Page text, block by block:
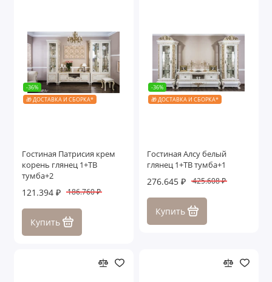
-36%
🎁 ДОСТАВКА И СБОРКА*
Гостиная Патрисия крем
корень глянец 1+ТВ
тумба+2
121.394 ₽ 186.760 ₽
Купить
-36%
🎁 ДОСТАВКА И СБОРКА*
Гостиная Алсу белый
глянец 1+ТВ тумба+1
276.645 ₽ 425.608 ₽
Купить